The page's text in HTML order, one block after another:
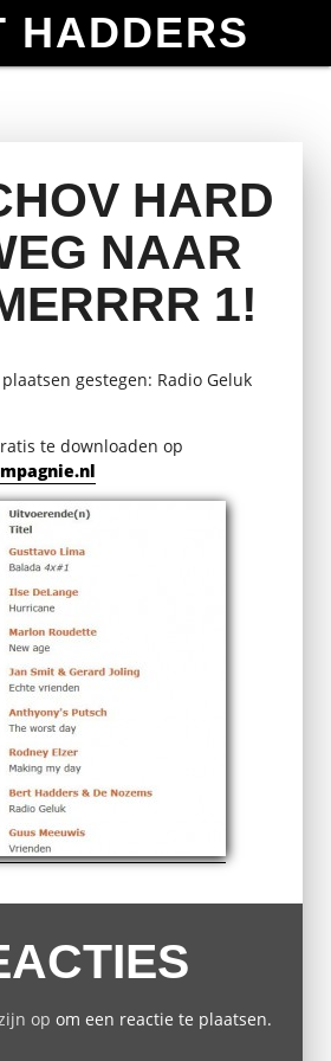
HADDERS
HARD
NAAR
1!
gestegen: Radio Geluk
te downloaden op
op om een reactie te plaatsen.